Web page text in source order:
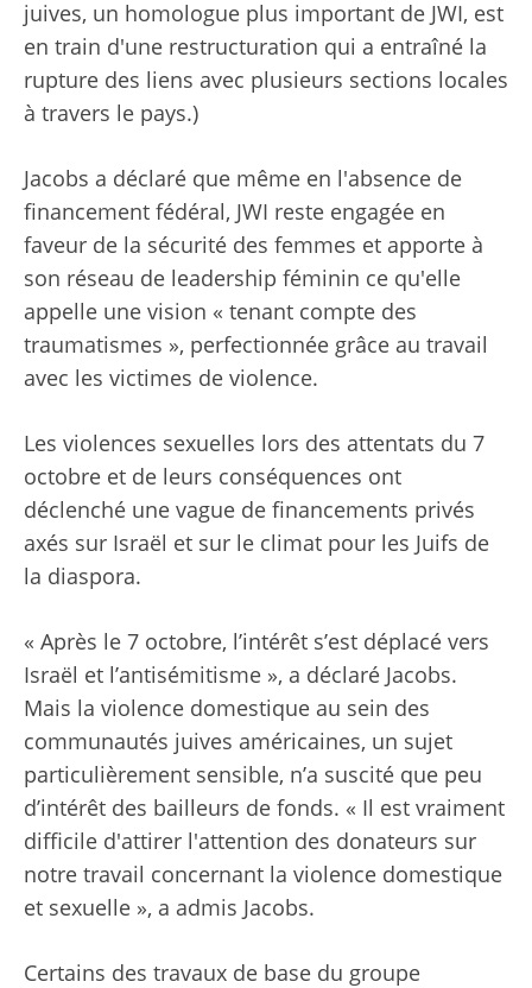
juives, un homologue plus important de JWI, est
en train d'une restructuration qui a entraîné la
rupture des liens avec plusieurs sections locales
à travers le pays.)
Jacobs a déclaré que même en l'absence de
financement fédéral, JWI reste engagée en
faveur de la sécurité des femmes et apporte à
son réseau de leadership féminin ce qu'elle
appelle une vision « tenant compte des
traumatismes », perfectionnée grâce au travail
avec les victimes de violence.
Les violences sexuelles lors des attentats du 7
octobre et de leurs conséquences ont
déclenché une vague de financements privés
axés sur Israël et sur le climat pour les Juifs de
la diaspora.
« Après le 7 octobre, l’intérêt s’est déplacé vers
Israël et l’antisémitisme », a déclaré Jacobs.
Mais la violence domestique au sein des
communautés juives américaines, un sujet
particulièrement sensible, n’a suscité que peu
d’intérêt des bailleurs de fonds. « Il est vraiment
difficile d'attirer l'attention des donateurs sur
notre travail concernant la violence domestique
et sexuelle », a admis Jacobs.
Certains des travaux de base du groupe